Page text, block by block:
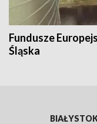
Fundusze
Śląska